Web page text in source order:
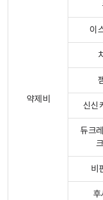
약제비
이
신신
듀크
비
후